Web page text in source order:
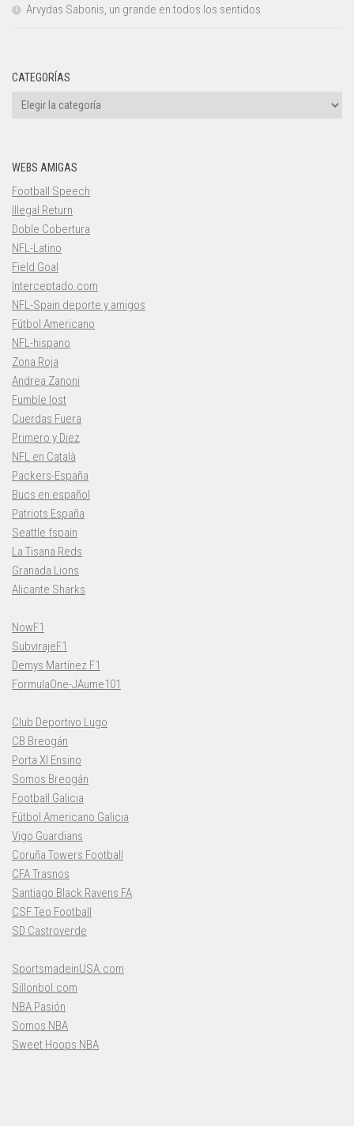
Arvydas Sabonis, un grande en todos los sentidos
CATEGORÍAS
Categorías
WEBS AMIGAS
Football Speech
Illegal Return
Doble Cobertura
NFL-Latino
Field Goal
Interceptado.com
NFL-Spain deporte y amigos
Fútbol Americano
NFL-hispano
Zona Roja
Andrea Zanoni
Fumble lost
Cuerdas Fuera
Primero y Diez
NFL en Català
Packers-España
Bucs en español
Patriots España
Seattle fspain
La Tisana Reds
Granada Lions
Alicante Sharks
NowF1
SubvirajeF1
Demys Martínez F1
FormulaOne-JAume101
Club Deportivo Lugo
CB Breogán
Porta XI Ensino
Somos Breogán
Football Galicia
Fútbol Americano Galicia
Vigo Guardians
Coruña Towers Football
CFA Trasnos
Santiago Black Ravens FA
CSF Teo Football
SD Castroverde
SportsmadeinUSA.com
Sillonbol.com
NBA Pasión
Somos NBA
Sweet Hoops NBA